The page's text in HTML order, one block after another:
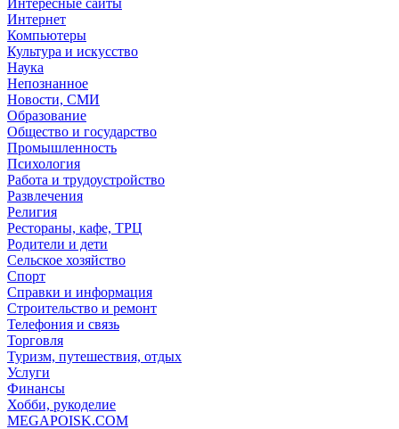
Интересные сайты
Интернет
Компьютеры
Культура и искусство
Наука
Непознанное
Новости, СМИ
Образование
Общество и государство
Промышленность
Психология
Работа и трудоустройство
Развлечения
Религия
Рестораны, кафе, ТРЦ
Родители и дети
Сельское хозяйство
Спорт
Справки и информация
Строительство и ремонт
Телефония и связь
Торговля
Туризм, путешествия, отдых
Услуги
Финансы
Хобби, рукоделие
MEGAPOISK.COM